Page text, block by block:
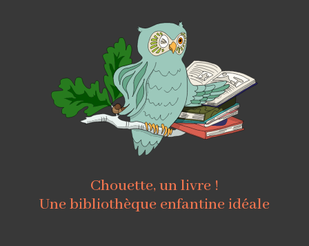
Chouette, un livre !
Une bibliothèque enfantine idéale